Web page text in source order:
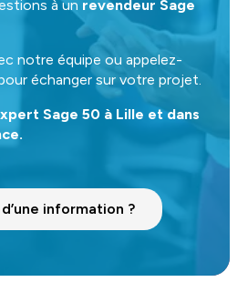
à un revendeur Sage
notre équipe ou appelez-
échanger sur votre projet.
Sage 50 à Lille et dans
information ?